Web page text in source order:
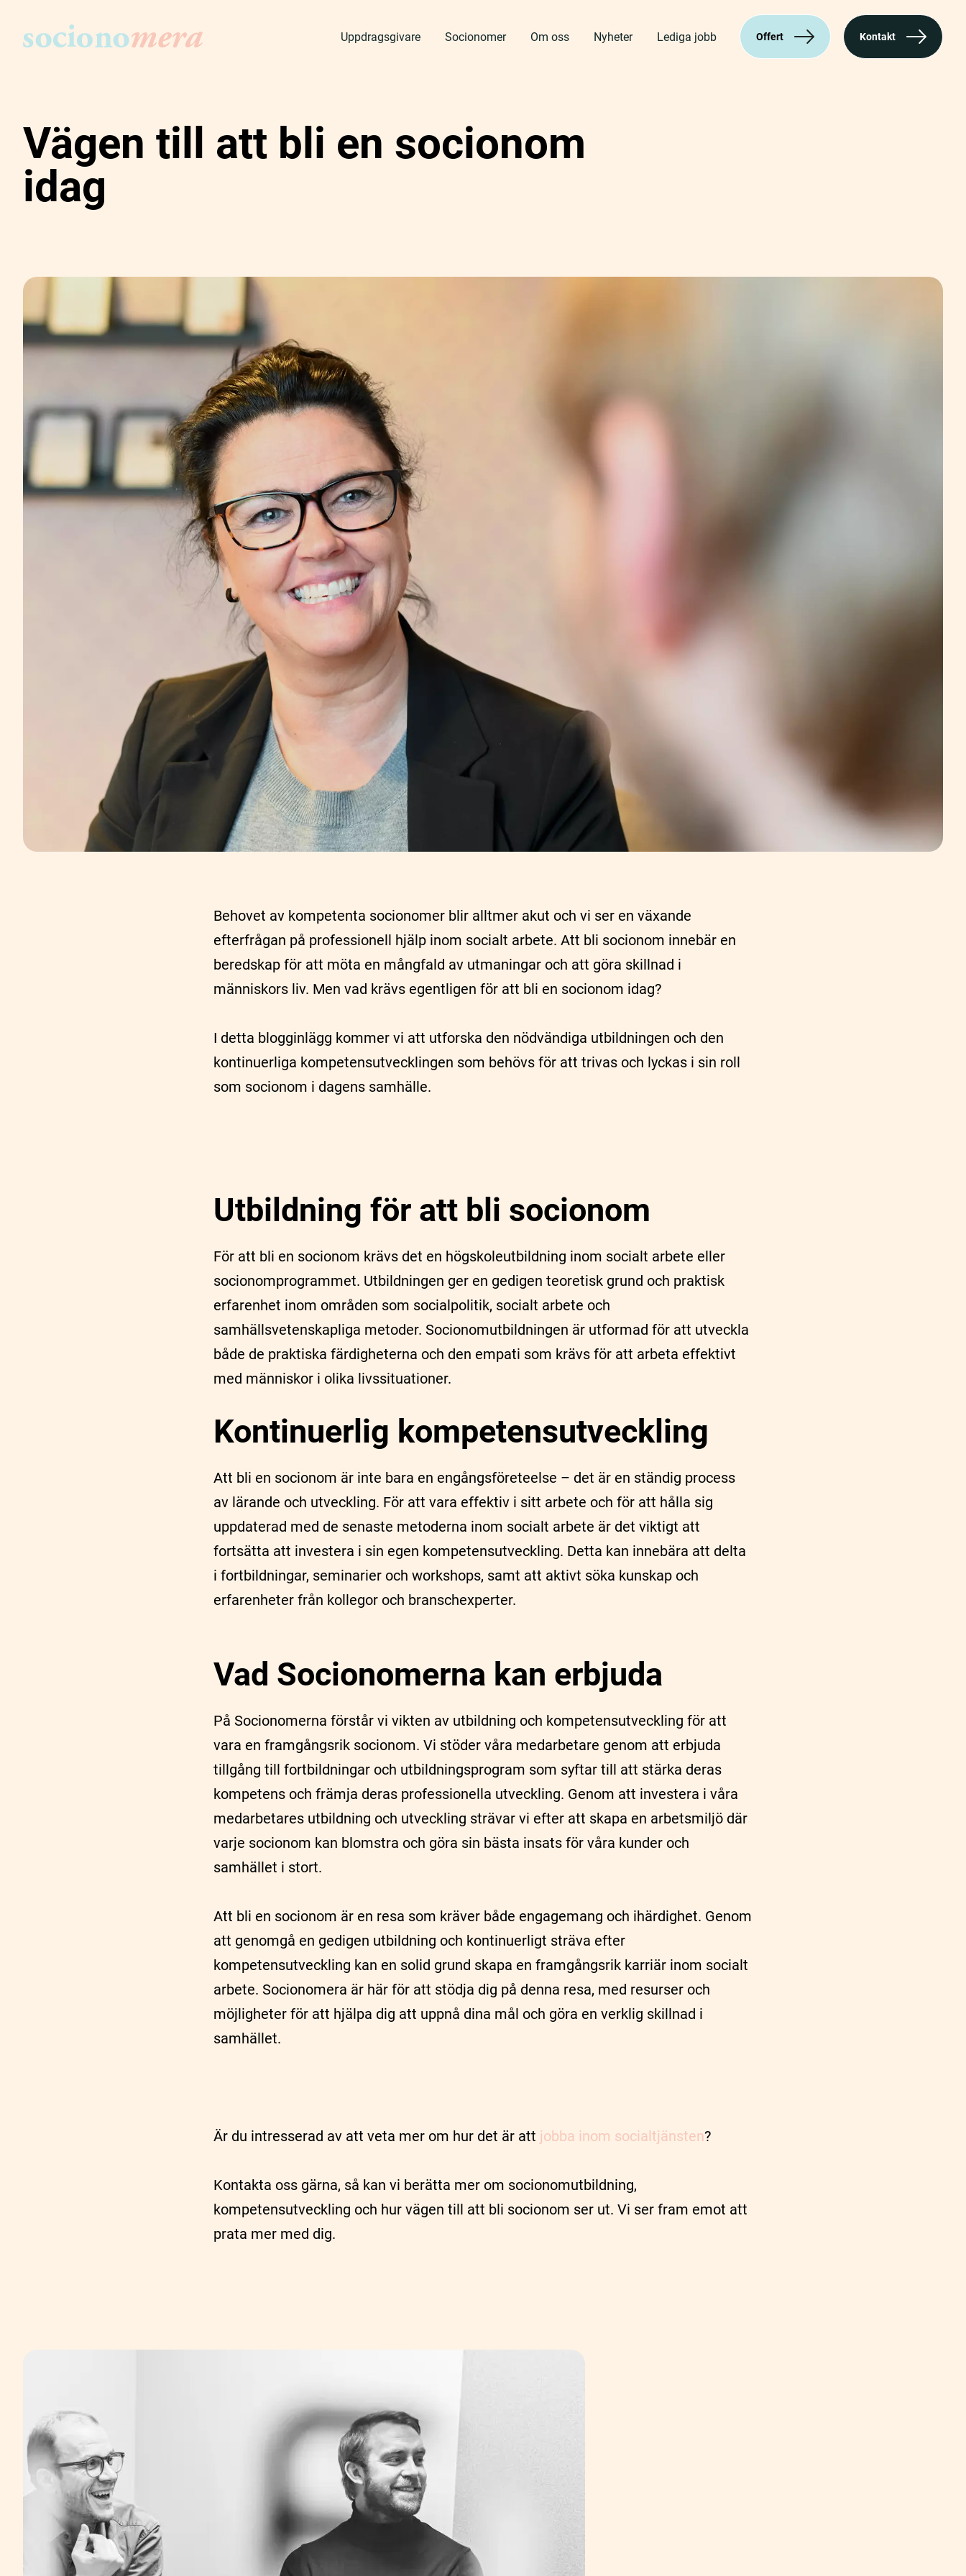
Uppdragsgivare Socionomer Om oss Nyheter Lediga jobb Offert Kontakt
Vägen till att bli en socionom
idag
Behovet av kompetenta socionomer blir alltmer akut och vi ser en växande
efterfrågan på professionell hjälp inom socialt arbete. Att bli socionom innebär en
beredskap för att möta en mångfald av utmaningar och att göra skillnad i
människors liv. Men vad krävs egentligen för att bli en socionom idag?
I detta blogginlägg kommer vi att utforska den nödvändiga utbildningen och den
kontinuerliga kompetensutvecklingen som behövs för att trivas och lyckas i sin roll
som socionom i dagens samhälle.
Utbildning för att bli socionom
För att bli en socionom krävs det en högskoleutbildning inom socialt arbete eller
socionomprogrammet. Utbildningen ger en gedigen teoretisk grund och praktisk
erfarenhet inom områden som socialpolitik, socialt arbete och
samhällsvetenskapliga metoder. Socionomutbildningen är utformad för att utveckla
både de praktiska färdigheterna och den empati som krävs för att arbeta effektivt
med människor i olika livssituationer.
Kontinuerlig kompetensutveckling
Att bli en socionom är inte bara en engångsföreteelse – det är en ständig process
av lärande och utveckling. För att vara effektiv i sitt arbete och för att hålla sig
uppdaterad med de senaste metoderna inom socialt arbete är det viktigt att
fortsätta att investera i sin egen kompetensutveckling. Detta kan innebära att delta
i fortbildningar, seminarier och workshops, samt att aktivt söka kunskap och
erfarenheter från kollegor och branschexperter.
Vad Socionomerna kan erbjuda
På Socionomerna förstår vi vikten av utbildning och kompetensutveckling för att
vara en framgångsrik socionom. Vi stöder våra medarbetare genom att erbjuda
tillgång till fortbildningar och utbildningsprogram som syftar till att stärka deras
kompetens och främja deras professionella utveckling. Genom att investera i våra
medarbetares utbildning och utveckling strävar vi efter att skapa en arbetsmiljö där
varje socionom kan blomstra och göra sin bästa insats för våra kunder och
samhället i stort.
Att bli en socionom är en resa som kräver både engagemang och ihärdighet. Genom
att genomgå en gedigen utbildning och kontinuerligt sträva efter
kompetensutveckling kan en solid grund skapa en framgångsrik karriär inom socialt
arbete. Socionomera är här för att stödja dig på denna resa, med resurser och
möjligheter för att hjälpa dig att uppnå dina mål och göra en verklig skillnad i
samhället.
Är du intresserad av att veta mer om hur det är att jobba inom socialtjänsten?
Kontakta oss gärna, så kan vi berätta mer om socionomutbildning,
kompetensutveckling och hur vägen till att bli socionom ser ut. Vi ser fram emot att
prata mer med dig.